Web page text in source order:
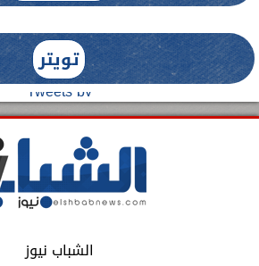
تويتر
Tweets by
الشباب نيوز